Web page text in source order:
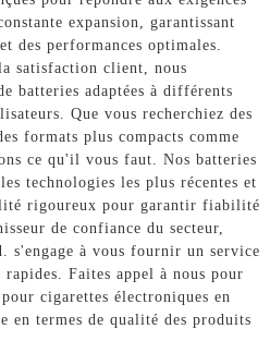
expansion, garantissant
des performances optimales.
satisfaction client, nous
batteries adaptées à différents
Que vous recherchiez des
formats plus compacts comme
ce qu'il vous faut. Nos batteries
technologies les plus récentes et
rigoureux pour garantir fiabilité
de confiance du secteur,
s'engage à vous fournir un service
Faites appel à nous pour
cigarettes électroniques en
en termes de qualité des produits